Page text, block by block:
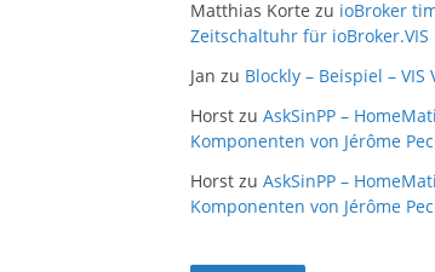
Matthias Korte zu ioBroker
Zeitschaltuhr für ioBroker.VIS
Jan zu Blockly – Beispiel – VIS
Horst zu AskSinPP –
Komponenten von Jérôme
Horst zu AskSinPP –
Komponenten von Jérôme